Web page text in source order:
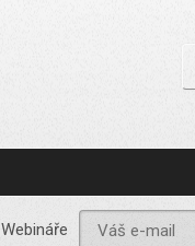
Webináře